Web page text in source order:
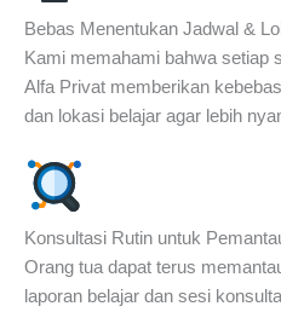
Bebas Menentukan Jadwal &
Kami memahami bahwa setiap
Alfa Privat memberikan
dan lokasi belajar agar lebih
Konsultasi Rutin untuk
Orang tua dapat terus
laporan belajar dan sesi